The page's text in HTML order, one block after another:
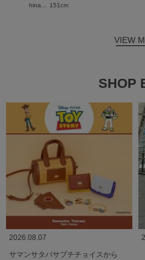
hina... 151cm
VIEW
SHOP
2026.08.07
サマンサタバサプチチョイスから